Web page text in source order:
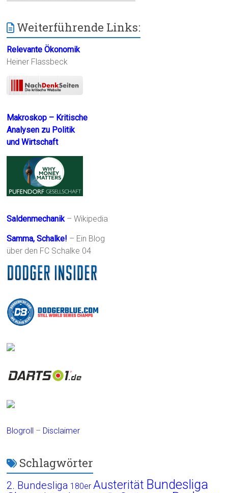
Weiterführende Links:
Relevante Ökonomik
Heiner Flassbeck
Makroskop – Kritische
Analysen zu Politik
und Wirtschaft
Saldenmechanik– Wikipedia
Samma, Schalke! – Ein Blog
über den FC Schalke 04
Blogroll – Disclaimer
Schlagwörter
2. Bundesliga 180er Austerität Bundesliga